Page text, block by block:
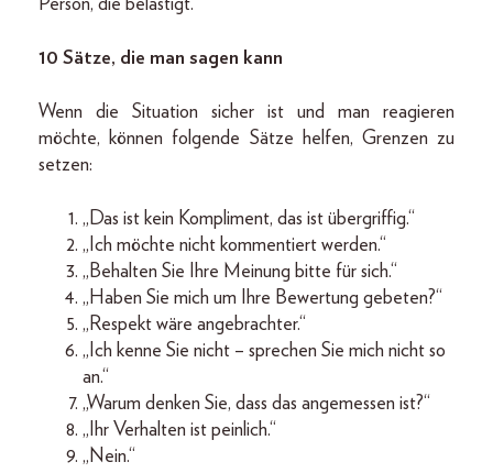
10 Sätze, die man sagen kann
Wenn die Situation sicher ist und man reagieren
möchte, können folgende Sätze helfen, Grenzen zu
setzen:
„Das ist kein Kompliment, das ist übergriffig.“
„Ich möchte nicht kommentiert werden.“
„Behalten Sie Ihre Meinung bitte für sich.“
„Haben Sie mich um Ihre Bewertung gebeten?“
„Respekt wäre angebrachter.“
„Ich kenne Sie nicht – sprechen Sie mich nicht so
an.“
„Warum denken Sie, dass das angemessen ist?“
„Ihr Verhalten ist peinlich.“
„Nein.“